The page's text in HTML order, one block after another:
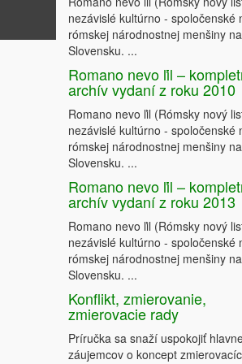
nezávislé kultúrno - spoločenské
rómskej národnostnej menšiny na
Slovensku. ...
Romano nevo ľil –
archív vydaní z roku 2010
Romano nevo ľil (Rómsky nový
nezávislé kultúrno - spoločenské
rómskej národnostnej menšiny na
Slovensku. ...
Romano nevo ľil –
archív vydaní z roku 2013
Romano nevo ľil (Rómsky nový
nezávislé kultúrno - spoločenské
rómskej národnostnej menšiny na
Slovensku. ...
Konflikt, zmierovanie,
zmierovacie rady
Príručka sa snaží uspokojiť
záujemcov o koncept